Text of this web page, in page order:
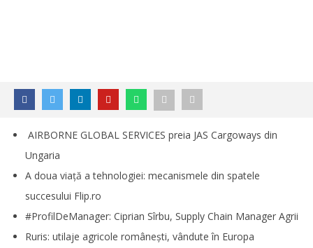
AIRBORNE GLOBAL SERVICES preia JAS Cargoways din
Ungaria
A doua viață a tehnologiei: mecanismele din spatele
succesului Flip.ro
#ProfilDeManager: Ciprian Sîrbu, Supply Chain Manager Agrii
Ruris: utilaje agricole românești, vândute în Europa